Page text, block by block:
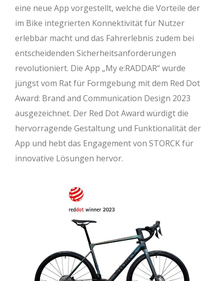
eine neue App vorgestellt, welche die Vorteile der
im Bike integrierten Konnektivität für Nutzer
erlebbar macht und das Fahrerlebnis zudem bei
entscheidenden Sicherheitsanforderungen
revolutioniert. Die App „My e:RADDAR“ wurde
jüngst vom Rat für Formgebung mit dem Red Dot
Award: Brand and Communication Design 2023
ausgezeichnet. Der Red Dot Award würdigt die
hervorragende Gestaltung und Funktionalität der
App und hebt das Engagement von STORCK für
innovative Lösungen hervor.